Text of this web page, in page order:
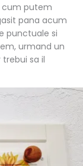
cum putem
pana acum
punctuale si
urmand un
sa il